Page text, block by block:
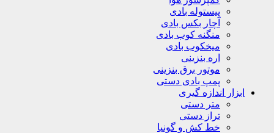
پیستوله بادی
آچار بکس بادی
منگنه کوب بادی
میخکوب بادی
اره بنزینی
موتور برق بنزینی
پمپ بادی دستی
ابزار اندازه گیری
متر دستی
تراز دستی
خط کش و گونیا